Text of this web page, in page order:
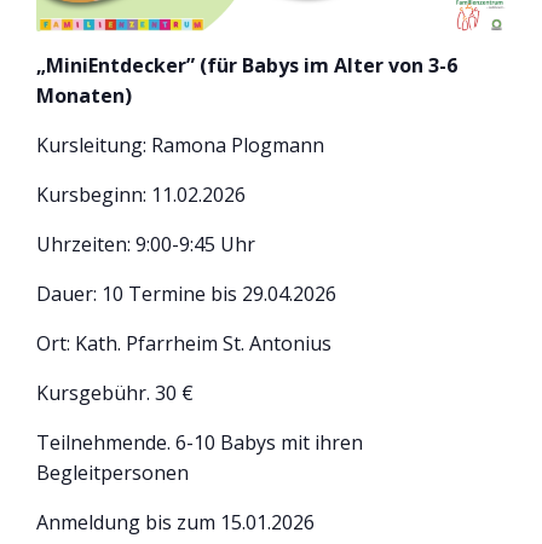
„MiniEntdecker” (für Babys im Alter von 3-6
Monaten)
Kursleitung: Ramona Plogmann
Kursbeginn: 11.02.2026
Uhrzeiten: 9:00-9:45 Uhr
Dauer: 10 Termine bis 29.04.2026
Ort: Kath. Pfarrheim St. Antonius
Kursgebühr. 30 €
Teilnehmende. 6-10 Babys mit ihren
Begleitpersonen
Anmeldung bis zum 15.01.2026